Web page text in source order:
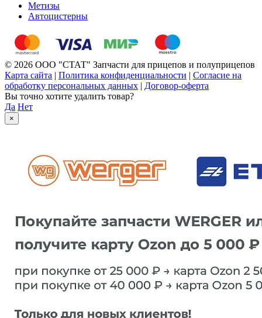
Метизы
Автоцистерны
© 2026 ООО "СТАТ" Запчасти для прицепов и полуприцепов
Карта сайта | Политика конфиденциальности | Согласие на
обработку персональных данных | Договор-оферта
Вы точно хотите удалить товар?
Да Нет
×